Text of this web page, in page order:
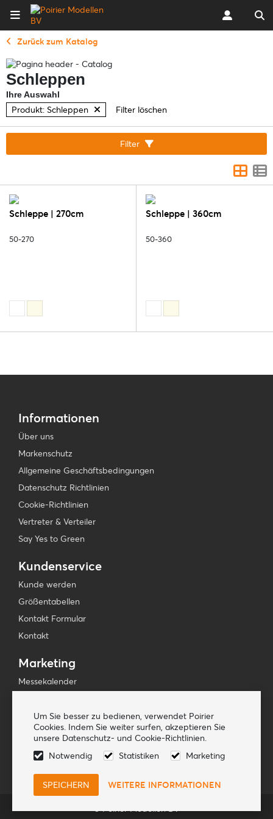
Um Sie besser zu bedienen, verwendet Poirier
Cookies. Indem Sie weiter surfen, akzeptieren Sie
unsere Datenschutz- und Cookie-Richtlinien.
Notwendig
Statistiken Marketing
WEITERE INFORMATIONEN
Zurück zum Katalog
Schleppen
Ihre Auswahl
Produkt: Schleppen Filter löschen
Filter
Schleppe | 270cm
50-270
Schleppe | 360cm
50-360
Informationen
Über uns
Markenschutz
Allgemeine Geschäftsbedingungen
Datenschutz Richtlinien
Cookie-Richtlinien
Vertreter & Verteiler
Say Yes to Green
Kundenservice
Kunde werden
Größentabellen
Kontakt Formular
Kontakt
Marketing
Messekalender
Newsletters
Folge uns
© Poirier Modellen BV